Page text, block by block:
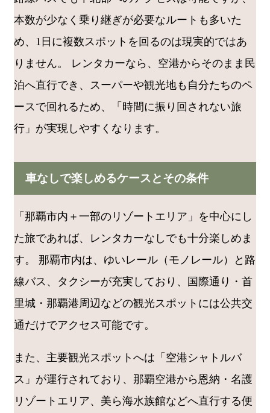
本数が少なく乗り継ぎが必要なルートも多いた
め、1日に複数スポットを回るのは現実的ではあ
りません。 レンタカーなら、空港からそのまま民
泊へ直行でき、スーパーや観光地も自分たちのペ
ースで回れるため、「時間に振り回されない旅
行」が実現しやすくなります。
車なしで楽しめるケースとその条件
「那覇市内＋一部のリゾートエリア」を中心にし
た旅であれば、レンタカーなしでも十分楽しめま
す。 那覇市内は、ゆいレール（モノレール）と路
線バス、タクシーが充実しており、国際通り・首
里城・那覇港周辺などの観光スポットには公共交
通だけでアクセス可能です。
また、主要観光スポットへは「空港シャトルバ
ス」が運行されており、那覇空港から恩納・名護
リゾートエリア、美ら海水族館などへ直行する便